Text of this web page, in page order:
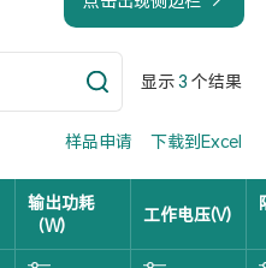
显示3 个结果
样品申请 下载到Excel
输出功耗
（W)
工作电压(V)